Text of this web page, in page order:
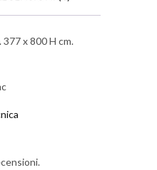
377 x 800 H cm.